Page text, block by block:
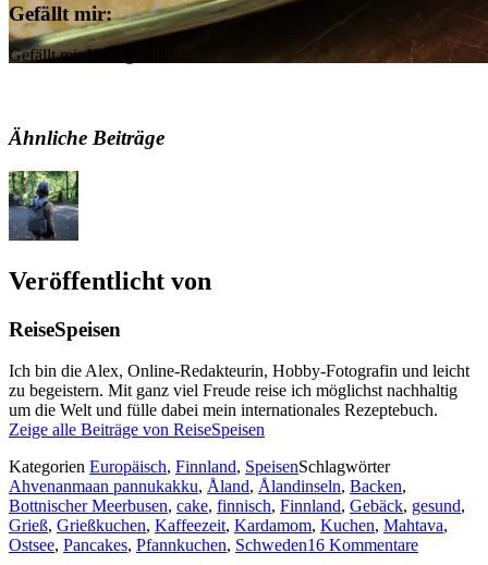
Gefällt mir:
Gefällt mir Wird geladen...
Ähnliche Beiträge
Veröffentlicht von
ReiseSpeisen
Ich bin die Alex, Online-Redakteurin, Hobby-Fotografin und leicht
zu begeistern. Mit ganz viel Freude reise ich möglichst nachhaltig
um die Welt und fülle dabei mein internationales Rezeptebuch.
Zeige alle Beiträge von ReiseSpeisen
Kategorien Europäisch, Finnland, SpeisenSchlagwörter
Ahvenanmaan pannukakku, Åland, Ålandinseln, Backen,
Bottnischer Meerbusen, cake, finnisch, Finnland, Gebäck, gesund,
Grieß, Grießkuchen, Kaffeezeit, Kardamom, Kuchen, Mahtava,
Ostsee, Pancakes, Pfannkuchen, Schweden16 Kommentare